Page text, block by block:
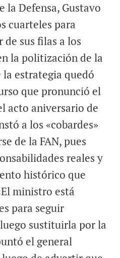
Defensa, Gustavo
cuarteles para
sus filas a los
la politización de la
la estrategia quedó
que pronunció el
acto aniversario de
a los «cobardes»
de la FAN, pues
reales y
histórico que
ministro está
para seguir
sustituirla por la
el general